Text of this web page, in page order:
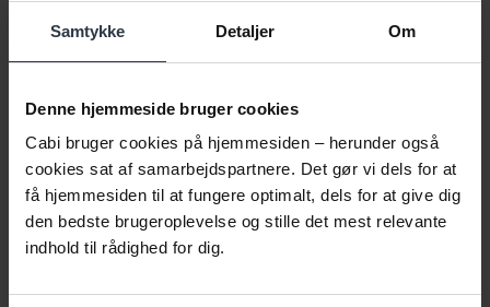
Samtykke Detaljer Om
Denne hjemmeside bruger cookies
Cabi bruger cookies på hjemmesiden – herunder også
cookies sat af samarbejdspartnere. Det gør vi dels for at
få hjemmesiden til at fungere optimalt, dels for at give dig
den bedste brugeroplevelse og stille det mest relevante
indhold til rådighed for dig.
overtagelse af ansvaret, er fyldt 18 år.
uledsagede flygtninge under 18 år, hvis det skønnes relevant.
OBS! Ansvarsfraskrivelse